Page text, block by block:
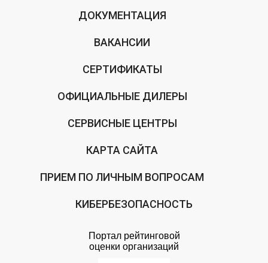
ДОКУМЕНТАЦИЯ
ВАКАНСИИ
СЕРТИФИКАТЫ
ОФИЦИАЛЬНЫЕ ДИЛЕРЫ
СЕРВИСНЫЕ ЦЕНТРЫ
КАРТА САЙТА
ПРИЕМ ПО ЛИЧНЫМ ВОПРОСАМ
КИБЕРБЕЗОПАСНОСТЬ
Портал рейтинговой
оценки организаций